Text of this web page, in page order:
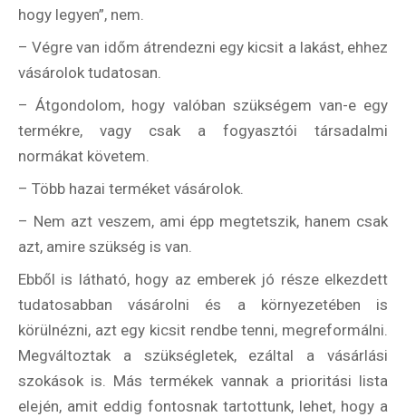
hogy legyen”, nem.
– Végre van időm átrendezni egy kicsit a lakást, ehhez
vásárolok tudatosan.
– Átgondolom, hogy valóban szükségem van-e egy
termékre, vagy csak a fogyasztói társadalmi
normákat követem.
– Több hazai terméket vásárolok.
– Nem azt veszem, ami épp megtetszik, hanem csak
azt, amire szükség is van.
Ebből is látható, hogy az emberek jó része elkezdett
tudatosabban vásárolni és a környezetében is
körülnézni, azt egy kicsit rendbe tenni, megreformálni.
Megváltoztak a szükségletek, ezáltal a vásárlási
szokások is. Más termékek vannak a prioritási lista
elején, amit eddig fontosnak tartottunk, lehet, hogy a